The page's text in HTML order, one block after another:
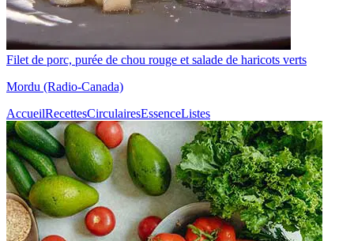
Filet de porc, purée de chou rouge et salade de haricots verts
Mordu (Radio-Canada)
AccueilRecettesCirculairesEssenceListes